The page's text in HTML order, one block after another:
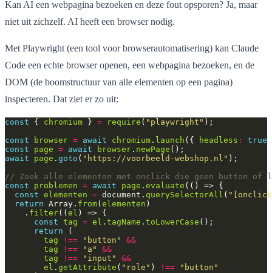
Kan AI een webpagina bezoeken en deze fout opsporen? Ja, maar
niet uit zichzelf. AI heeft een browser nodig.
Met Playwright (een tool voor browserautomatisering) kan Claude
Code een echte browser openen, een webpagina bezoeken, en de
DOM (de boomstructuur van alle elementen op een pagina)
inspecteren. Dat ziet er zo uit:
const { chromium } = require ( "playwright"
const
browser = await chromium . launch ({ headless :
true
const
page = await browser . newPage
await
page . goto ( "https://voorbeeld-webshop.nl"
const problemen = await page . evaluate
const elementen = document. querySelectorAll (
return Array. from( elementen
    .
filter(( el
const tag = el . tagName . toLowerCase
return
tag
!== "button"
&&
tag
!== "a"
&&
tag
!== "input"
&&
el . getAttribute ( "role" ) !==
"button"